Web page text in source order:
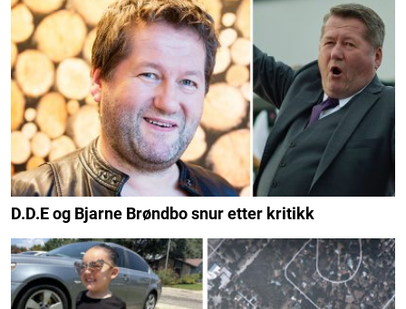
D.D.E og Bjarne Brøndbo snur etter kritikk